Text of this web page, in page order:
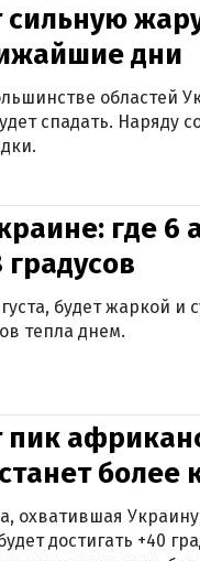
дни
областей
спадать.
где 6
градусов
будет жаркой
тепла днем.
пик
более
охватившая
достигать +40